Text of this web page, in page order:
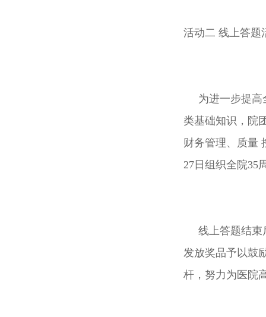
活动二 线上答题
为进一步提高
类基础知识，院
财务管理、质量
27日组织全院35
线上答题结束
发放奖品予以鼓
杆，努力为医院